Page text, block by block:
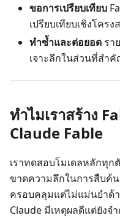
ขอการเปรียบเทียบ
เปรียบเทียบเชิงโครง
ทำซ้ำและต่อยอด รา
เจาะลึกในส่วนที่สำ
ทำไมเราสร้าง
Claude Fable
เราทดสอบโมเดลหลักทุก
ขาดความลึกในการสืบค้
ครอบคลุมแต่ไม่แม่นยำด้
Claude มีเหตุผลดีแต่ยังจ